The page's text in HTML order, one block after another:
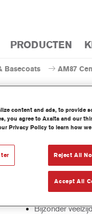
PRODUCTEN
Basecoats AM87
AM87
is een
Topcoat en Basecoat
Bijzonder
content and ads, to provide
you agree to Axalta and our
Privacy Policy to learn how
Reject All
Accept All